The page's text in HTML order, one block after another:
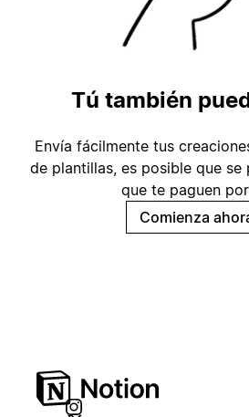
Tú también
Envía fácilmente tus
de plantillas, es posible que se
que te paguen
Comienza